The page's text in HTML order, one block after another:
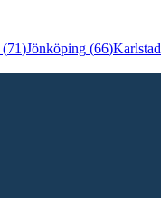
(71)Jönköping (66)Karlstad